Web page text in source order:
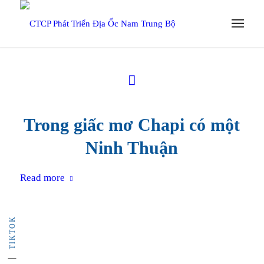
TIKTOK
Trong giấc mơ Chapi có một
Ninh Thuận
Read more